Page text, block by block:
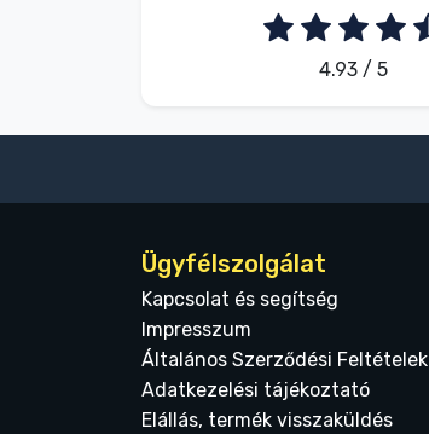
4.93 / 5
Ügyfélszolgálat
Kapcsolat és segítség
Impresszum
Általános Szerződési Feltételek
Adatkezelési tájékoztató
Elállás, termék visszaküldés